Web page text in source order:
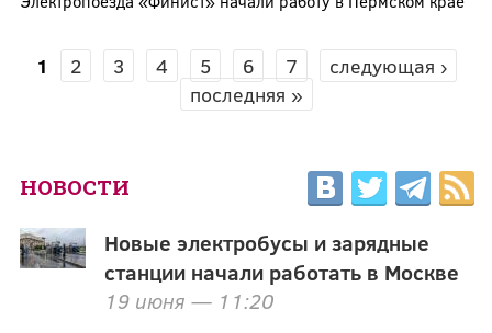
СТРАНИЦЫ
1 2 3 4 5 6 7
следующая ›
последняя »
НОВОСТИ
Новые электробусы и зарядные
станции начали работать в Москве
19 июня — 11:20